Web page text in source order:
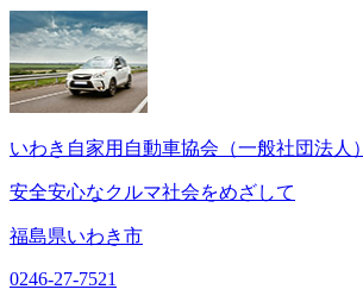
いわき自家用自動車協会（一般社団法人）
安全安心なクルマ社会をめざして
福島県いわき市
0246-27-7521